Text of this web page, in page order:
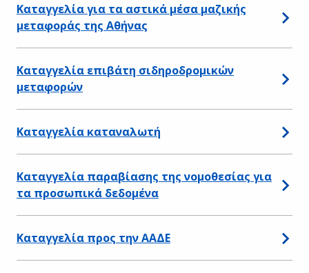
Καταγγελία για τα αστικά μέσα μαζικής
μεταφοράς της Αθήνας
Καταγγελία επιβάτη σιδηροδρομικών
μεταφορών
Καταγγελία καταναλωτή
Καταγγελία παραβίασης της νομοθεσίας για
τα προσωπικά δεδομένα
Καταγγελία προς την ΑΑΔΕ